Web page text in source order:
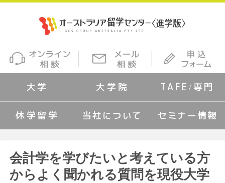
大学 大学院 TAFE/専門
休学留学 当社について セミナー情報
会計学を学びたいと考えている方
からよく聞かれる質問を現役大学